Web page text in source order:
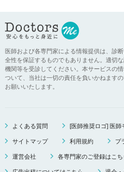
医師および各専門家による情報提供は、診
全性を保証するものでもありません。適切
機関等を受診してください。本サービスの
ついて、当社は一切の責任を負いかねます
お願いいたします。
よくある質問 [医師推奨ロゴ] 医師
サイトマップ 利用規約 プ
運営会社 各専門家のご登録はこち